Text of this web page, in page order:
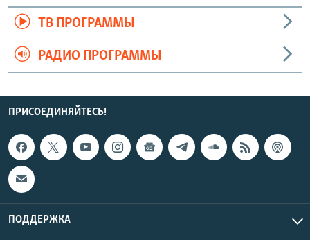
ТВ ПРОГРАММЫ
РАДИО ПРОГРАММЫ
ПРИСОЕДИНЯЙТЕСЬ!
ПОДДЕРЖКА